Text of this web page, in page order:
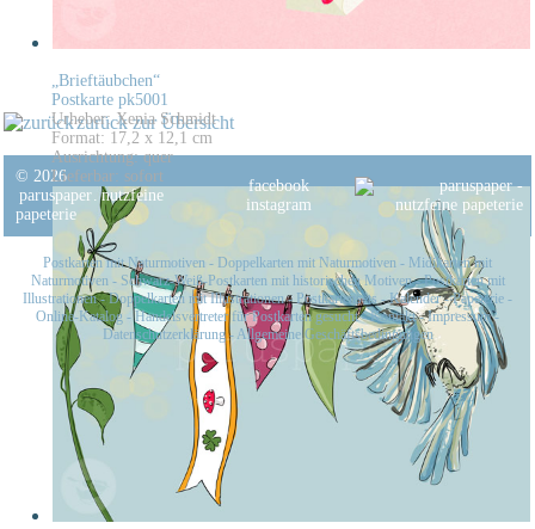
„Brieftäubchen“
Postkarte pk5001
Urheber: Xenia Schmidt
Format: 17,2 x 12,1 cm
Ausrichtung: quer
Lieferbar: sofort
zurück zur Übersicht
© 2026
paruspaper. nutzfeine
papeterie
facebook
instagram
Postkarten mit Naturmotiven - Doppelkarten mit Naturmotiven - Midikarten mit
Naturmotiven - Schwarz-Weiß-Postkarten mit historischen Motiven-Postkarten mit
Illustrationen-Doppelkarten mit Illustrationen-Postkartensets-Kalender-Papeterie -
Online-Katalog -Handelsvertreter für Postkarten gesucht-Kontakt-Impressum-
Datenschutzerklärung- Allgemeine Geschäftsbedingungen